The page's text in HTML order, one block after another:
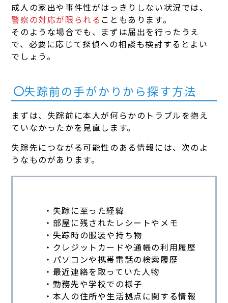
成人の家出や事件性がはっきりしない状況では、
警察の対応が限られる こともあります。
そのような場合でも、まずは届出を行ったうえ
で、必要に応じて探偵への相談も検討するとよい
でしょう。
失踪前の手がかりから探す方法
まずは、失踪前に本人が何らかのトラブルを抱え
ていなかったかを見直します。
失踪先につながる可能性のある情報には、次のよ
うなものがあります。
・失踪に至った経緯
・部屋に残されたレシートやメモ
・失踪時の服装や持ち物
・クレジットカードや通帳の利用履歴
・パソコンや携帯電話の検索履歴
・最近連絡を取っていた人物
・勤務先や学校での様子
・本人の住所や生活拠点に関する情報